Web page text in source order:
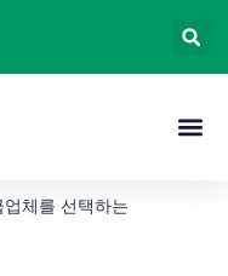
체를 선택하는